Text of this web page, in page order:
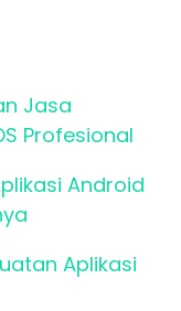
Jasa
Profesional
Android
Aplikasi